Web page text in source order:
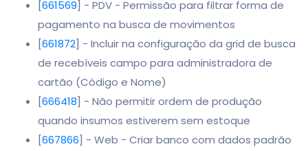
[661569] - PDV - Permissão para filtrar forma de
pagamento na busca de movimentos
[661872] - Incluir na configuração da grid de busca
de recebíveis campo para administradora de
cartão (Código e Nome)
[666418] - Não permitir ordem de produção
quando insumos estiverem sem estoque
[667866] - Web - Criar banco com dados padrão